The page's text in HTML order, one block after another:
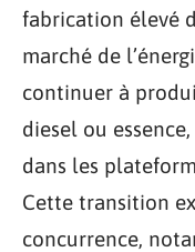
fabrication élevé
marché de
continuer à
diesel ou
dans les
Cette transition
concurrence,